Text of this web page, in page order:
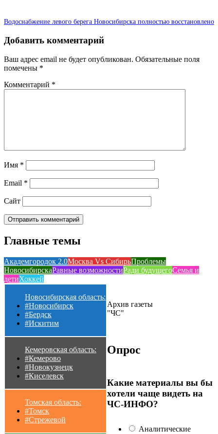
Водоснабжение левого берега Новосибирска полностью восстановлено
Добавить комментарий
Ваш адрес email не будет опубликован. Обязательные поля
помечены *
Комментарий *
Имя *
Email *
Сайт
Главные темы
Академгородок 2.0Москва Vs СибирьПроблемы
НовосибирскаРавные возможностиРади будущегоСемья и
детиХоккей
Новосибирская область:
#Новосибирск
#Бердск
#Искитим
Кемеровская область:
#Кемерово
#Новокузнецк
#Киселевск
Томская область:
#Томск
#Стрежевой
Архив газеты
"ЧС"
Опрос
Какие материалы вы бы
хотели чаще видеть на
ЧС-ИНФО?
Аналитические